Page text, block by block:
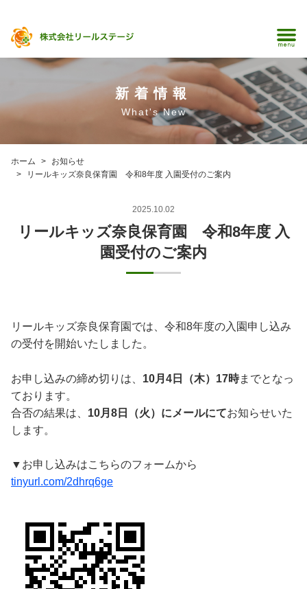
新着情報
What's New
ホーム
お知らせ
リールキッズ奈良保育園 令和8年度 入園受付のご案内
2025.10.02
リールキッズ奈良保育園 令和8年度 入
園受付のご案内
リールキッズ奈良保育園では、令和8年度の入園申し込み
の受付を開始いたしました。
お申し込みの締め切りは、 10月4日（木）17時までとなっ
ております。
合否の結果は、 10月8日（火）にメールにてお知らせいた
します。
▼お申し込みはこちらのフォームから
tinyurl.com/2dhrq6ge